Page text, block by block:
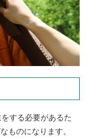
する必要があるた
ものになります。